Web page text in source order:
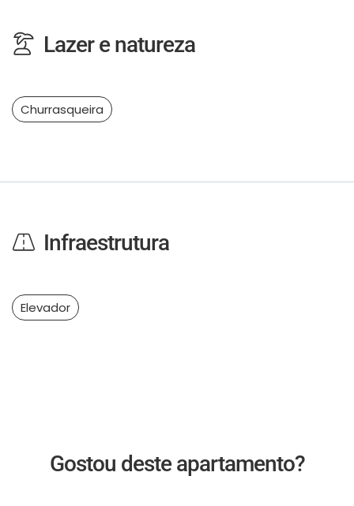
Lazer e natureza
Churrasqueira
Infraestrutura
Elevador
Gostou deste apartamento?